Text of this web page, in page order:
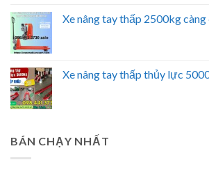
Xe nâng tay thấp 2500kg càng
Xe nâng tay thấp thủy lực
BÁN CHẠY NHẤT